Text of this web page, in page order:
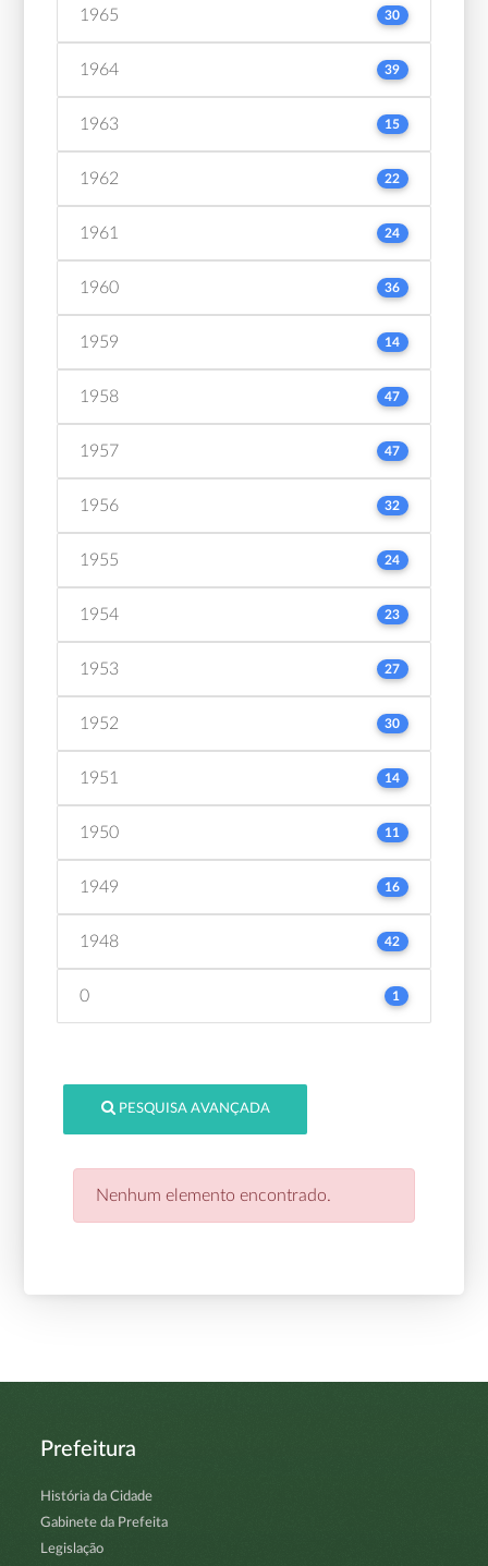
1965 30
1964 39
1963 15
1962 22
1961 24
1960 36
1959 14
1958 47
1957 47
1956 32
1955 24
1954 23
1953 27
1952 30
1951 14
1950 11
1949 16
1948 42
0 1
PESQUISA AVANÇADA
Nenhum elemento encontrado.
Prefeitura
História da Cidade
Gabinete da Prefeita
Legislação